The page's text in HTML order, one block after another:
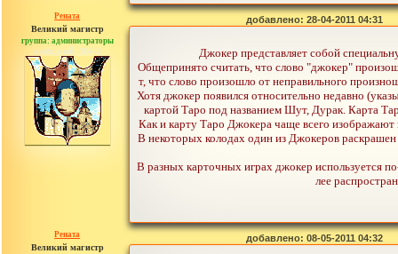
Рената
Великий магистр
группа: администраторы
сообщений: 30442
добавлено: 28-04-2011 04:31
Джокер представляет собой
Общепринято считать, что слово "джокер"
т, что слово произошло от неправильного
Хотя джокер появился относительно недавно
картой Таро под названием Шут, Дурак. Карта
Как и карту Таро Джокера чаще всего
В некоторых колодах один из Джокеров
В разных карточных играх джокер используется
лее
Рената
Великий магистр
добавлено: 08-05-2011 04:32